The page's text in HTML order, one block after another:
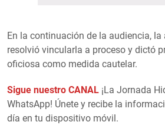
En la continuación de la audiencia,
resolvió vincularla a proceso y dictó
oficiosa como medida cautelar.
Sigue nuestro CANAL ¡La Jornada
WhatsApp! Únete y recibe la
día en tu dispositivo móvil.